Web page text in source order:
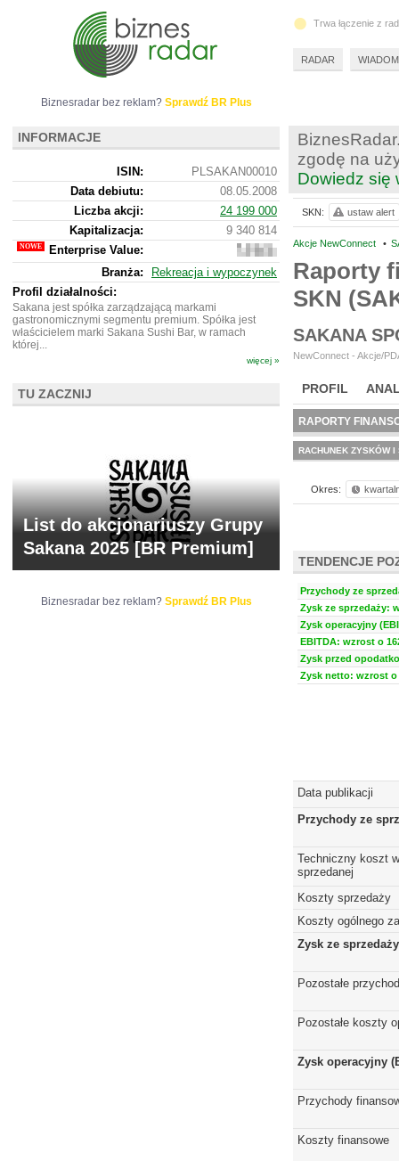
zgodę na
Dowiedz się
Akcje NewConnect •
Raporty
SKN
SAKANA
NewConnect - Akcje/
PROFIL
BR LAB
RAPORTY
RACHUNEK ZYSKÓW I
Okres:
TENDENCJE
Przychody ze
Zysk ze sprzedaży:
Zysk operacyjny
EBITDA: wzrost o
Zysk przed
Zysk netto: wzrost o
Data publikacji
Przychody ze
Techniczny koszt
sprzedanej
Koszty sprzedaży
Koszty ogólnego
Zysk ze sprzedaży
Pozostałe
Pozostałe koszty
Zysk operacyjny
Przychody
Koszty finansowe
SKN: ustaw alert
Biznesradar bez reklam? Sprawdź BR Plus
INFORMACJE
ISIN:
PLSAKAN00010
Data debiutu:
08.05.2008
Liczba akcji:
24 199 000
Kapitalizacja:
9 340 814
Enterprise Value:
8
056
814
Branża:
Rekreacja i wypoczynek
Profil działalności:
Sakana jest spółka zarządzającą markami
gastronomicznymi segmentu premium. Spółka jest
właścicielem marki Sakana Sushi Bar, w ramach
której...
więcej »
TU ZACZNIJ
List do akcjonariuszy Grupy
Sakana 2025 [BR Premium]
Biznesradar bez reklam? Sprawdź BR Plus
Trwa łączenie z
RADAR